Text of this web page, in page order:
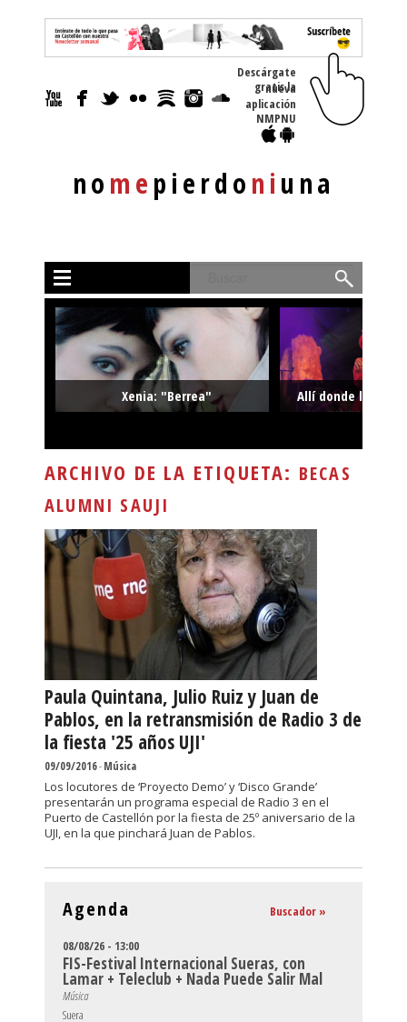
nomepierdoniuna
Descárgate
gratis la nueva
aplicación
NMPNU
Xenia: "Berrea" Allí donde la
ARCHIVO DE LA ETIQUETA: BECAS
ALUMNI SAUJI
Paula Quintana, Julio Ruiz y Juan de
Pablos, en la retransmisión de Radio 3 de
la fiesta '25 años UJI'
09/09/2016-Música
Los locutores de ‘Proyecto Demo’ y ‘Disco Grande’
presentarán un programa especial de Radio 3 en el
Puerto de Castellón por la fiesta de 25º aniversario de la
UJI, en la que pinchará Juan de Pablos.
Agenda Buscador »
08/08/26 - 13:00
FIS-Festival Internacional Sueras, con
Lamar + Teleclub + Nada Puede Salir Mal
Música
Suera